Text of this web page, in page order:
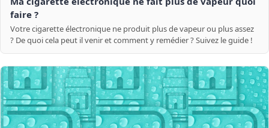
faire ?
Votre cigarette électronique ne produit plus de vapeur ou plus assez
? De quoi cela peut il venir et comment y remédier ? Suivez le guide !